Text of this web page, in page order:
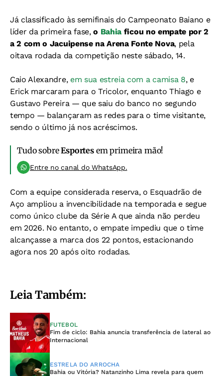
Já classificado às semifinais do Campeonato Baiano e
líder da primeira fase,o Bahia ficou no empate por 2
a 2 com o Jacuipense na Arena Fonte Nova, pela
oitava rodada da competição neste sábado, 14.
Caio Alexandre, em sua estreia com a camisa 8, e
Erick marcaram para o Tricolor, enquanto Thiago e
Gustavo Pereira — que saiu do banco no segundo
tempo — balançaram as redes para o time visitante,
sendo o último já nos acréscimos.
Tudo sobreEsportesem primeira mão!
Entre no canal do WhatsApp.
Com a equipe considerada reserva, o Esquadrão de
Aço ampliou a invencibilidade na temporada e segue
como único clube da Série A que ainda não perdeu
em 2026. No entanto, o empate impediu que o time
alcançasse a marca dos 22 pontos, estacionando
agora nos 20 após oito rodadas.
Leia Também:
FUTEBOL
Fim de ciclo: Bahia anuncia transferência de lateral ao
Internacional
ESTRELA DO ARROCHA
Bahia ou Vitória? Natanzinho Lima revela para quem